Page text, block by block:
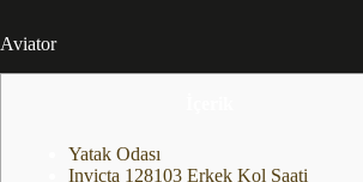
Aviator
Yatak Odası
Invicta 128103 Erkek Kol Saati